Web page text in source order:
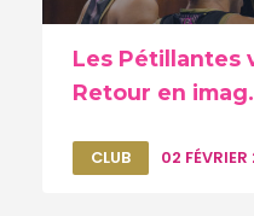
Les Pétillantes
Retour en
CLUB 02